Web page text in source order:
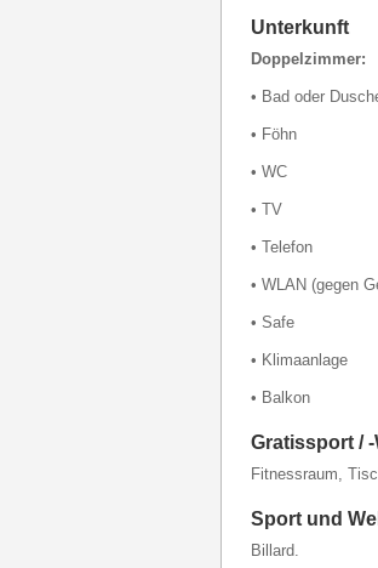
Unterkunft
Doppelzimmer:
• Bad oder
• Föhn
• WC
• TV
• Telefon
• WLAN (gegen
• Safe
• Klimaanlage
• Balkon
Gratissport /
Fitnessraum,
Sport und
Billard.